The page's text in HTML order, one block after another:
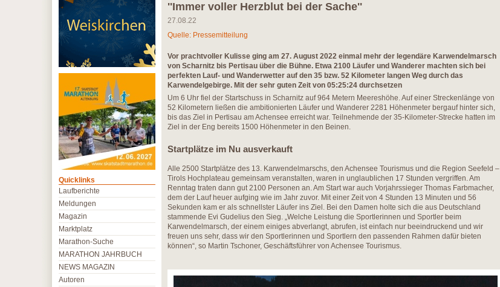
''Immer voller Herzblut bei der Sache''
27.08.22
Quelle: Pressemitteilung
Vor prachtvoller Kulisse ging am 27. August 2022 einmal mehr der legendäre Karwendelmarsch
von Scharnitz bis Pertisau über die Bühne. Etwa 2100 Läufer und Wanderer machten sich bei
perfekten Lauf- und Wanderwetter auf den 35 bzw. 52 Kilometer langen Weg durch das
Karwendelgebirge. Mit der sehr guten Zeit von 05:25:24 durchsetzen
Um 6 Uhr fiel der Startschuss in Scharnitz auf 964 Metern Meereshöhe. Auf einer Streckenlänge von
52 Kilometern ließen die ambitionierten Läufer und Wanderer 2281 Höhenmeter bergauf hinter sich,
bis das Ziel in Pertisau am Achensee erreicht war. Teilnehmende der 35-Kilometer-Strecke hatten im
Ziel in der Eng bereits 1500 Höhenmeter in den Beinen.
Startplätze im Nu ausverkauft
Alle 2500 Startplätze des 13. Karwendelmarschs, den Achensee Tourismus und die Region Seefeld –
Tirols Hochplateau gemeinsam veranstalten, waren in unglaublichen 17 Stunden vergriffen. Am
Renntag traten dann gut 2100 Personen an. Am Start war auch Vorjahrssieger Thomas Farbmacher,
dem der Lauf heuer aufging wie im Jahr zuvor. Mit einer Zeit von 4 Stunden 13 Minuten und 56
Sekunden kam er als schnellster Läufer ins Ziel. Bei den Damen holte sich die aus Deutschland
stammende Evi Gudelius den Sieg. „Welche Leistung die Sportlerinnen und Sportler beim
Karwendelmarsch, der einem einiges abverlangt, abrufen, ist einfach nur beeindruckend und wir
freuen uns sehr, dass wir den Sportlerinnen und Sportlern den passenden Rahmen dafür bieten
können“, so Martin Tschoner, Geschäftsführer von Achensee Tourismus.
Quicklinks
Laufberichte
Meldungen
Magazin
Marktplatz
Marathon-Suche
MARATHON JAHRBUCH
NEWS MAGAZIN
Autoren